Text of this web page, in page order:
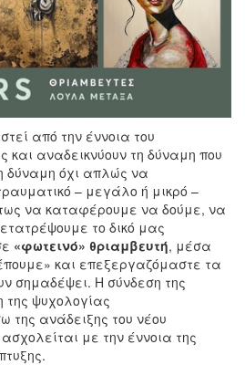
από την έννοια του
και αναδεικνύουν τη δύναμη που
δύναμη όχι απλώς να
– μεγάλο ή μικρό –
να καταφέρουμε να δούμε, να
το δικό μας
«φωτεινό» θριαμβευτή, μέσα
και επεξεργαζόμαστε τα
σημαδέψει. Η σύνδεση της
της ψυχολογίας
της ανάδειξης του νέου
με την έννοια της